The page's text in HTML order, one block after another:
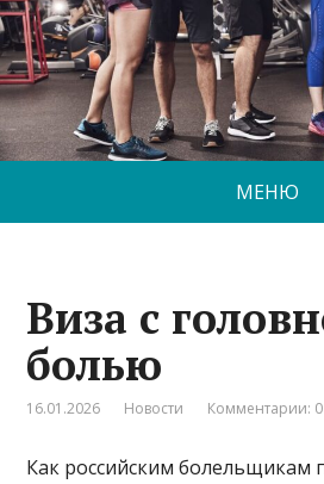
МЕНЮ
Виза с
болью
16.01.2026 Новости Комментарии: 0
Как российским болельщикам